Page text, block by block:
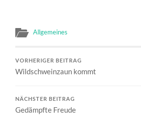
Allgemeines
VORHERIGER BEITRAG
Wildschweinzaun kommt
NÄCHSTER BEITRAG
Gedämpfte Freude